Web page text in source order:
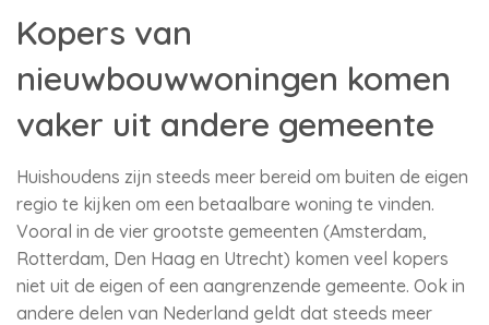
Kopers van
nieuwbouwwoningen komen
vaker uit andere gemeente
Huishoudens zijn steeds meer bereid om buiten de eigen
regio te kijken om een betaalbare woning te vinden.
Vooral in de vier grootste gemeenten (Amsterdam,
Rotterdam, Den Haag en Utrecht) komen veel kopers
niet uit de eigen of een aangrenzende gemeente. Ook in
andere delen van Nederland geldt dat steeds meer